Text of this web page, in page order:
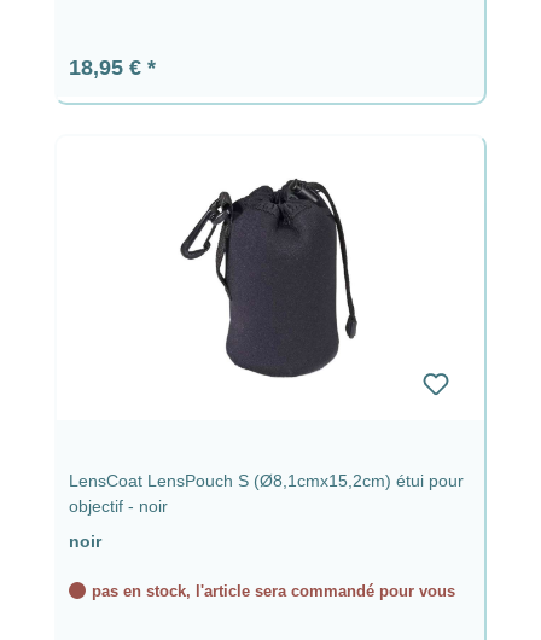
Prix régulier :
18,95 €
LensCoat LensPouch S (Ø8,1cmx15,2cm) étui pour
objectif - noir
noir
pas en stock, l'article sera commandé pour vous